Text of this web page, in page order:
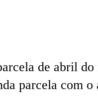
de abril
parcela com